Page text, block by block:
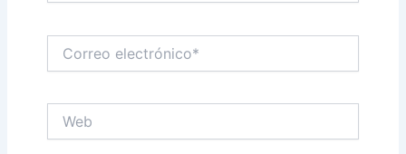
electrónico*